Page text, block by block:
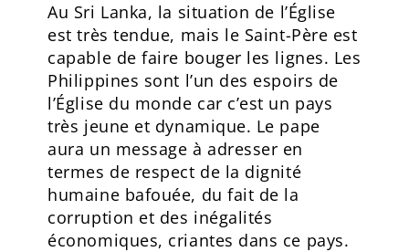
Au Sri Lanka, la situation de l’Église
est très tendue, mais le Saint-Père est
capable de faire bouger les lignes. Les
Philippines sont l’un des espoirs de
l’Église du monde car c’est un pays
très jeune et dynamique. Le pape
aura un message à adresser en
termes de respect de la dignité
humaine bafouée, du fait de la
corruption et des inégalités
économiques, criantes dans ce pays.